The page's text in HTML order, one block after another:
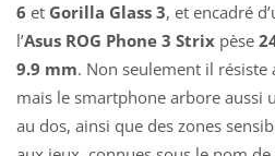
6 et Gorilla Glass 3, et encadré
l’Asus ROG Phone 3 Strix pèse
9.9 mm. Non seulement il résiste
mais le smartphone arbore aussi
au dos, ainsi que des zones